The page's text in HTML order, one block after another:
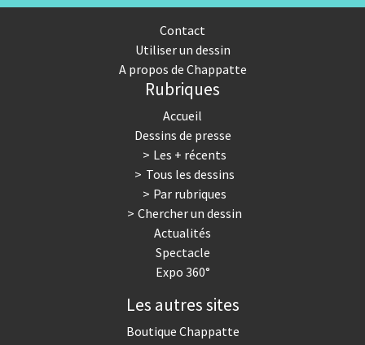
Contact
Utiliser un dessin
A propos de Chappatte
Rubriques
Accueil
Dessins de presse
Les + récents
Tous les dessins
Par rubriques
Chercher un dessin
Actualités
Spectacle
Expo 360°
Les autres sites
Boutique Chappatte